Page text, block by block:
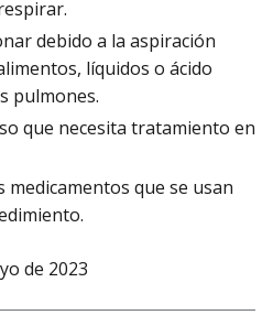
debido a la aspiración
líquidos o ácido
pulmones.
que necesita tratamiento en
medicamentos que se usan
de 2023